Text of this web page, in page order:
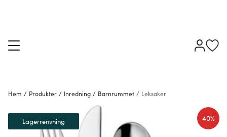
Hem / Produkter / Inredning / Barnrummet / Leksaker
40%
Lagerrensning